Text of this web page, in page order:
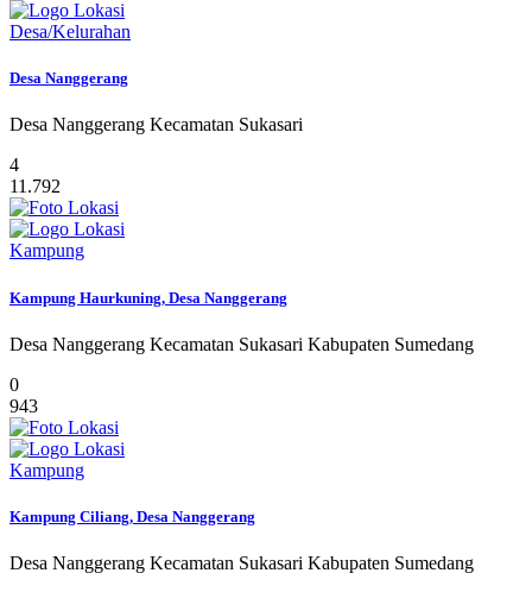
Desa/Kelurahan
Desa Nanggerang
Desa Nanggerang Kecamatan Sukasari
4
11.792
Kampung
Kampung Haurkuning, Desa Nanggerang
Desa Nanggerang Kecamatan Sukasari Kabupaten Sumedang
0
943
Kampung
Kampung Ciliang, Desa Nanggerang
Desa Nanggerang Kecamatan Sukasari Kabupaten Sumedang